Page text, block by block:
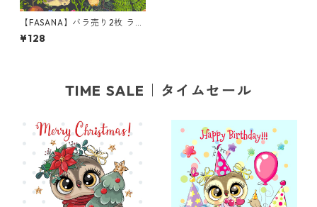
【FASANA】バラ売り2枚 ラン
チサイズ ペーパーナプキン In
the forest ダークグレー
¥128
TIME SALE｜タイムセール